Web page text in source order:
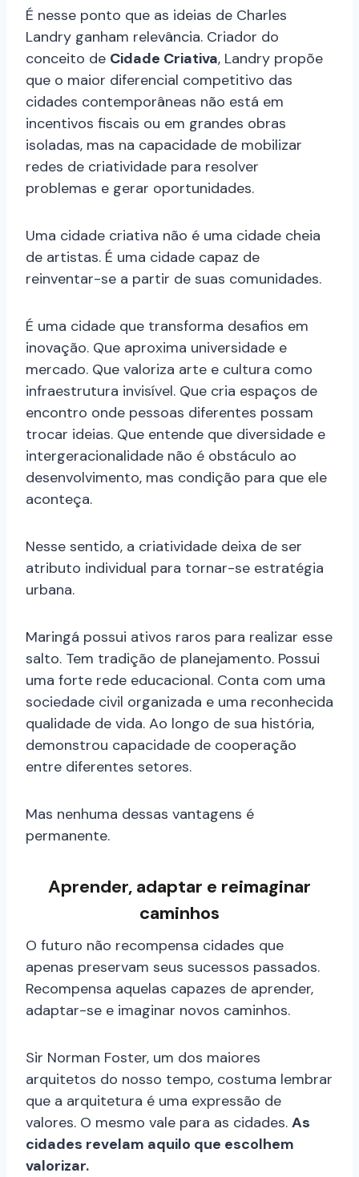
É nesse ponto que as ideias de Charles
Landry ganham relevância. Criador do
conceito de Cidade Criativa, Landry propõe
que o maior diferencial competitivo das
cidades contemporâneas não está em
incentivos fiscais ou em grandes obras
isoladas, mas na capacidade de mobilizar
redes de criatividade para resolver
problemas e gerar oportunidades.
Uma cidade criativa não é uma cidade cheia
de artistas. É uma cidade capaz de
reinventar-se a partir de suas comunidades.
É uma cidade que transforma desafios em
inovação. Que aproxima universidade e
mercado. Que valoriza arte e cultura como
infraestrutura invisível. Que cria espaços de
encontro onde pessoas diferentes possam
trocar ideias. Que entende que diversidade e
intergeracionalidade não é obstáculo ao
desenvolvimento, mas condição para que ele
aconteça.
Nesse sentido, a criatividade deixa de ser
atributo individual para tornar-se estratégia
urbana.
Maringá possui ativos raros para realizar esse
salto. Tem tradição de planejamento. Possui
uma forte rede educacional. Conta com uma
sociedade civil organizada e uma reconhecida
qualidade de vida. Ao longo de sua história,
demonstrou capacidade de cooperação
entre diferentes setores.
Mas nenhuma dessas vantagens é
permanente.
Aprender, adaptar e reimaginar
caminhos
O futuro não recompensa cidades que
apenas preservam seus sucessos passados.
Recompensa aquelas capazes de aprender,
adaptar-se e imaginar novos caminhos.
Sir Norman Foster, um dos maiores
arquitetos do nosso tempo, costuma lembrar
que a arquitetura é uma expressão de
valores. O mesmo vale para as cidades. As
cidades revelam aquilo que escolhem
valorizar.